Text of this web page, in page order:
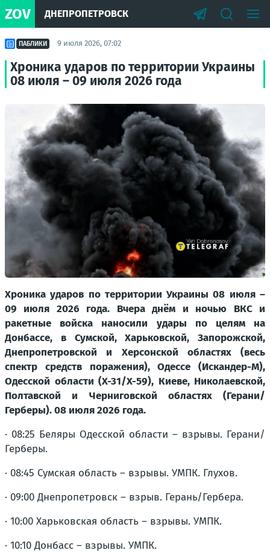
ZOV ДНЕПРОПЕТРОВСК
ПАБЛИКИ 9 июля 2026, 07:02
Хроника ударов по территории Украины
08 июля – 09 июля 2026 года
Хроника ударов по территории Украины 08 июля –
09 июля 2026 года. Вчера днём и ночью ВКС и
ракетные войска наносили удары по целям на
Донбассе, в Сумской, Харьковской, Запорожской,
Днепропетровской и Херсонской областях (весь
спектр средств поражения), Одессе (Искандер-М),
Одесской области (Х-31/Х-59), Киеве, Николаевской,
Полтавской и Черниговской областях (Герани/
Герберы). 08 июля 2026 года.
· 08:25 Беляры Одесской области – взрывы. Герани/
Герберы.
· 08:45 Сумская область – взрывы. УМПК. Глухов.
· 09:00 Днепропетровск – взрыв. Герань/Гербера.
· 10:00 Харьковская область – взрывы. УМПК.
· 10:10 Донбасс – взрывы. УМПК.